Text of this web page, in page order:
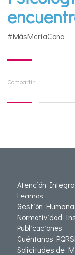
#MásMaríaCano
Compartir:
Atención
Leamos
Gestión Humana
Normatividad
Publicaciones
Cuéntanos
Solicitudes de